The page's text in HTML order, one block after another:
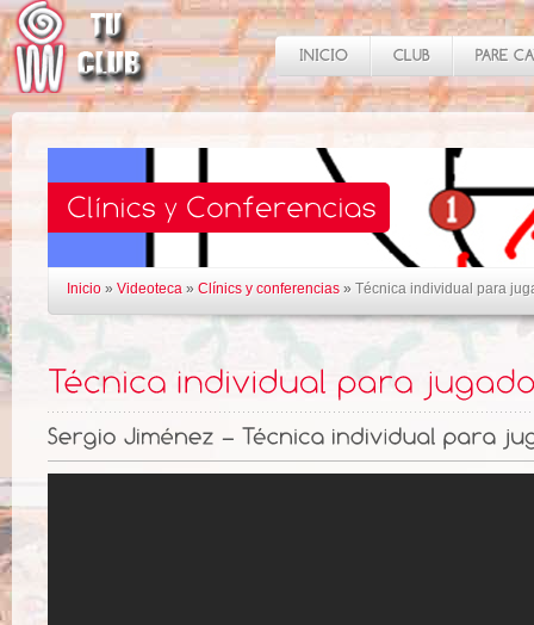
Inicio » Videoteca » Clínics y conferencias » Técnica individual para